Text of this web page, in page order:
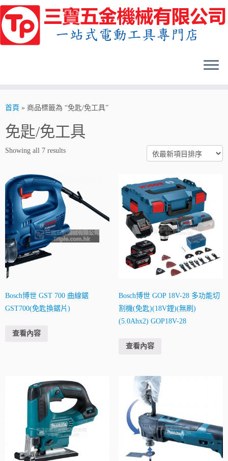
Skip
to
content
首頁 » 商品標籤為 “免匙/免工具”
免匙/免工具
Showing all 7 results
Bosch博世 GST 700 曲線鋸
GST700(免匙換鋸片)
查看內容
Bosch博世 GOP 18V-28 多功能切
割機(免匙)(18V鋰)(無刷)
(5.0Ahx2) GOP18V-28
查看內容